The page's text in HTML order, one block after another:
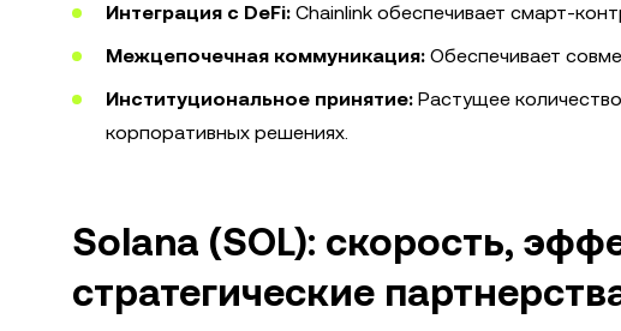
Интеграция с DeFi: Chainlink обеспечивает смарт-
Межцепочечная коммуникация: Обеспечивает
Институциональное принятие: Растущее
корпоративных решениях.
Solana (SOL): скорость,
стратегические